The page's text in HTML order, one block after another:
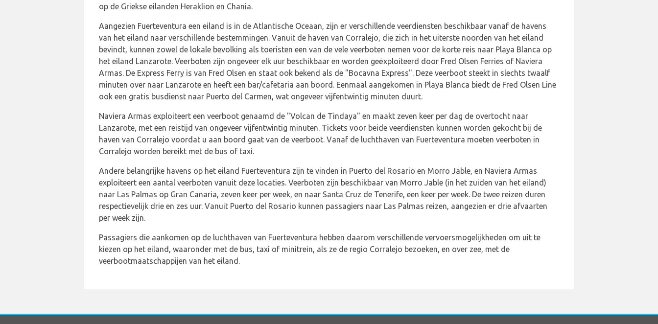
op de Griekse eilanden Heraklion en Chania.
Aangezien Fuerteventura een eiland is in de Atlantische Oceaan, zijn er verschillende veerdiensten beschikbaar vanaf de havens
van het eiland naar verschillende bestemmingen. Vanuit de haven van Corralejo, die zich in het uiterste noorden van het eiland
bevindt, kunnen zowel de lokale bevolking als toeristen een van de vele veerboten nemen voor de korte reis naar Playa Blanca op
het eiland Lanzarote. Veerboten zijn ongeveer elk uur beschikbaar en worden geëxploiteerd door Fred Olsen Ferries of Naviera
Armas. De Express Ferry is van Fred Olsen en staat ook bekend als de "Bocavna Express". Deze veerboot steekt in slechts twaalf
minuten over naar Lanzarote en heeft een bar/cafetaria aan boord. Eenmaal aangekomen in Playa Blanca biedt de Fred Olsen Line
ook een gratis busdienst naar Puerto del Carmen, wat ongeveer vijfentwintig minuten duurt.
Naviera Armas exploiteert een veerboot genaamd de "Volcan de Tindaya" en maakt zeven keer per dag de overtocht naar
Lanzarote, met een reistijd van ongeveer vijfentwintig minuten. Tickets voor beide veerdiensten kunnen worden gekocht bij de
haven van Corralejo voordat u aan boord gaat van de veerboot. Vanaf de luchthaven van Fuerteventura moeten veerboten in
Corralejo worden bereikt met de bus of taxi.
Andere belangrijke havens op het eiland Fuerteventura zijn te vinden in Puerto del Rosario en Morro Jable, en Naviera Armas
exploiteert een aantal veerboten vanuit deze locaties. Veerboten zijn beschikbaar van Morro Jable (in het zuiden van het eiland)
naar Las Palmas op Gran Canaria, zeven keer per week, en naar Santa Cruz de Tenerife, een keer per week. De twee reizen duren
respectievelijk drie en zes uur. Vanuit Puerto del Rosario kunnen passagiers naar Las Palmas reizen, aangezien er drie afvaarten
per week zijn.
Passagiers die aankomen op de luchthaven van Fuerteventura hebben daarom verschillende vervoersmogelijkheden om uit te
kiezen op het eiland, waaronder met de bus, taxi of minitrein, als ze de regio Corralejo bezoeken, en over zee, met de
veerbootmaatschappijen van het eiland.